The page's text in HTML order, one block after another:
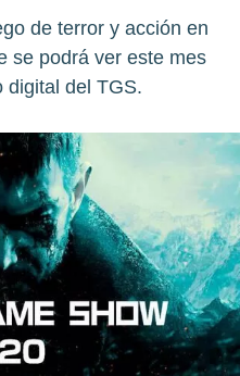
de terror y acción en
se podrá ver este mes
digital del TGS.